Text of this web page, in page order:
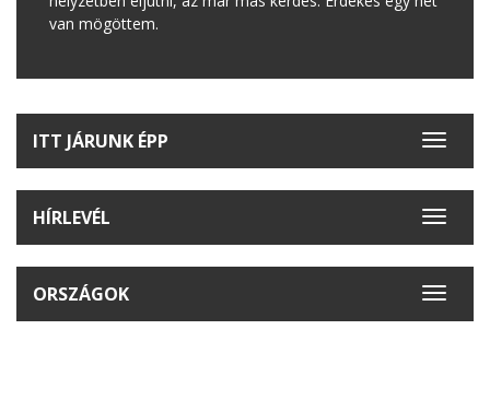
van mögöttem.
Toggle
ITT JÁRUNK ÉPP
Toggle
HÍRLEVÉL
Toggle
ORSZÁGOK